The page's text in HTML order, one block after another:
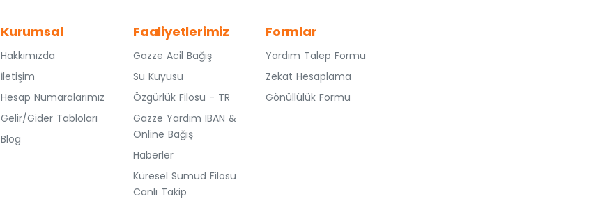
Kurumsal
Hakkımızda
İletişim
Hesap Numaralarımız
Gelir/Gider Tabloları
Blog
Faaliyetlerimiz
Gazze Acil Bağış
Su Kuyusu
Özgürlük Filosu - TR
Gazze Yardım IBAN &
Online Bağış
Haberler
Küresel Sumud Filosu
Canlı Takip
Formlar
Yardım Talep Formu
Zekat Hesaplama
Gönüllülük Formu